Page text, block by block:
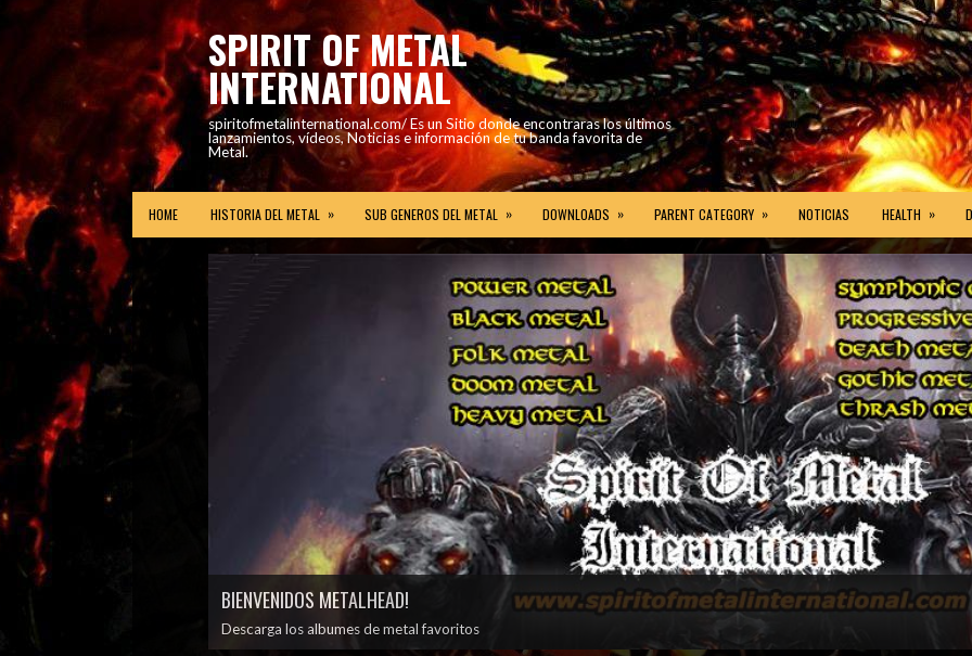
SPIRIT OF METAL
INTERNATIONAL
spiritofmetalinternational.com/ Es un Sitio donde encontraras los últimos
lanzamientos, vídeos, Noticias e información de tu banda favorita de
Metal.
HOME HISTORIA DEL METAL » SUB GENEROS DEL METAL » DOWNLOADS » PARENT CATEGORY » NOTICIAS HEALTH »
BIENVENIDOS METALHEAD!
Descarga los albumes de metal favoritos